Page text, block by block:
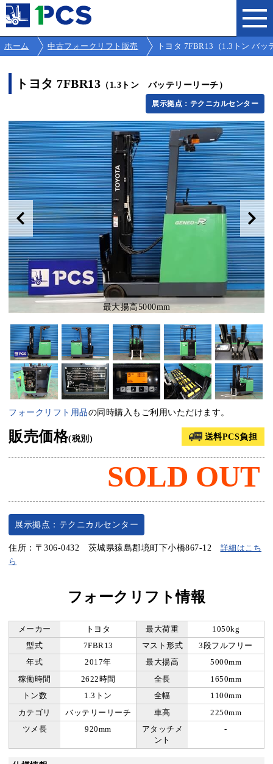
ホーム 中古フォークリフト販売 トヨタ 7FBR13（1.3トン バ
トヨタ 7FBR13 （1.3トン バッテリーリーチ）
展示拠点：テクニカルセンター
最大揚高5000mm
フォークリフト用品の同時購入もご利用いただけます。
展示拠点：テクニカルセンター
住所：〒306-0432 茨城県猿島郡境町下小橋867-12 詳細はこち
ら
フォークリフト情報
メーカー トヨタ 最大荷重
1050kg
型式
7FBR13 マスト形式
3段フルフリー
年式
2017年 最大揚高
5000mm
稼働時間
2622時間 全長
1650mm
トン数
1.3トン 全幅
1100mm
カテゴリ
バッテリーリーチ 車高
2250mm
ツメ長
920mm
アタッチメ
ント
-
販売価格(税別) 送料PCS負担
SOLD OUT